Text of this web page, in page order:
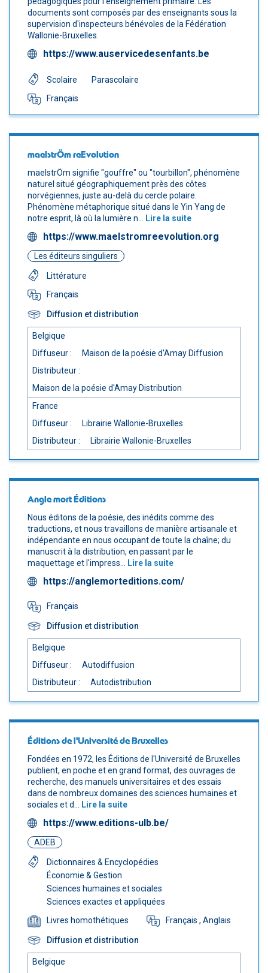
documents sont composés par des enseignants sous la
supervision d'inspecteurs bénévoles de la Fédération
Wallonie-Bruxelles.
https://www.auservicedesenfants.be
Scolaire
Parascolaire
Français
maelstrÖm reEvolution
maelstrÖm signifie "gouffre" ou "tourbillon", phénomène
naturel situé géographiquement près des côtes
norvégiennes, juste au-delà du cercle polaire.
Phénomène métaphorique situé dans le Yin Yang de
notre esprit, là où la lumière n...
Lire la suite
https://www.maelstromreevolution.org
Les éditeurs singuliers
Littérature
Français
Diffusion et distribution
Belgique
Diffuseur :
Maison de la poésie d'Amay Diffusion
Distributeur :
Maison de la poésie d'Amay Distribution
France
Diffuseur :
Librairie Wallonie-Bruxelles
Distributeur :
Librairie Wallonie-Bruxelles
Angle mort Éditions
Nous éditons de la poésie, des inédits comme des
traductions, et nous travaillons de manière artisanale et
indépendante en nous occupant de toute la chaîne; du
manuscrit à la distribution, en passant par le
maquettage et l'impress...
Lire la suite
https://anglemorteditions.com/
Français
Diffusion et distribution
Belgique
Diffuseur :
Autodiffusion
Distributeur :
Autodistribution
Éditions de l'Université de Bruxelles
Fondées en 1972, les Éditions de l'Université de Bruxelles
publient, en poche et en grand format, des ouvrages de
recherche, des manuels universitaires et des essais
dans de nombreux domaines des sciences humaines et
sociales et d...
Lire la suite
https://www.editions-ulb.be/
ADEB
Dictionnaires & Encyclopédies
Économie & Gestion
Sciences humaines et sociales
Sciences exactes et appliquées
Livres homothétiques
Français , Anglais
Diffusion et distribution
Belgique